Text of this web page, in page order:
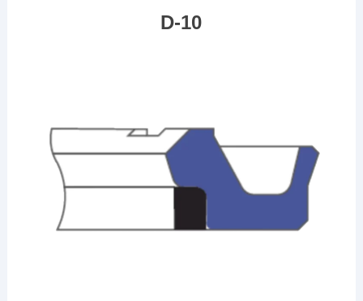
D-10